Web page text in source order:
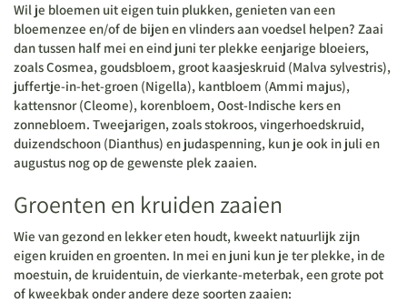
Wil je bloemen uit eigen tuin plukken, genieten van een
bloemenzee en/of de bijen en vlinders aan voedsel helpen? Zaai
dan tussen half mei en eind juni ter plekke eenjarige bloeiers,
zoals Cosmea, goudsbloem, groot kaasjeskruid (Malva sylvestris),
juffertje-in-het-groen (Nigella), kantbloem (Ammi majus),
kattensnor (Cleome), korenbloem, Oost-Indische kers en
zonnebloem. Tweejarigen, zoals stokroos, vingerhoedskruid,
duizendschoon (Dianthus) en judaspenning, kun je ook in juli en
augustus nog op de gewenste plek zaaien.
Groenten en kruiden zaaien
Wie van gezond en lekker eten houdt, kweekt natuurlijk zijn
eigen kruiden en groenten. In mei en juni kun je ter plekke, in de
moestuin, de kruidentuin, de vierkante-meterbak, een grote pot
of kweekbak onder andere deze soorten zaaien: